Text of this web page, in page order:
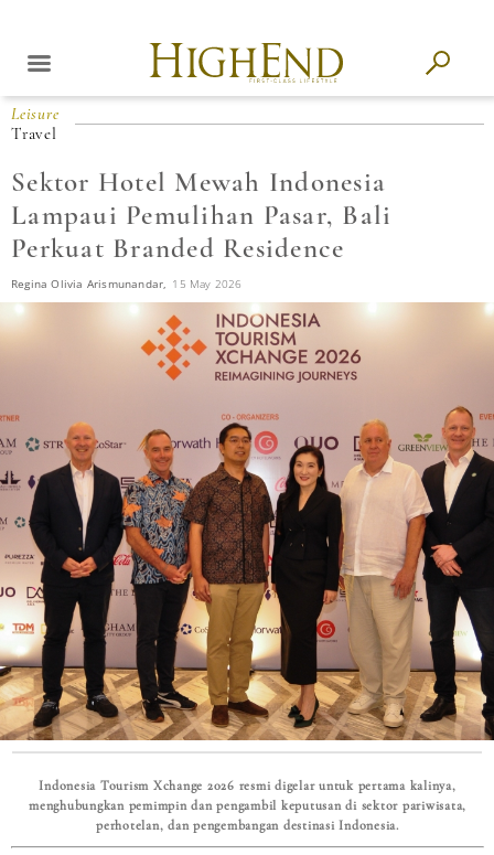
Leisure
Travel
Sektor Hotel Mewah Indonesia
Lampaui Pemulihan Pasar, Bali
Perkuat Branded Residence
Regina Olivia Arismunandar, 15 May 2026
Indonesia Tourism Xchange 2026 resmi digelar untuk pertama kalinya,
menghubungkan pemimpin dan pengambil keputusan di sektor pariwisata,
perhotelan, dan pengembangan destinasi Indonesia.